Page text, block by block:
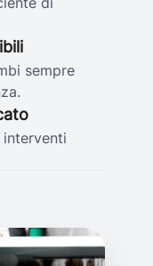
sempre
interventi